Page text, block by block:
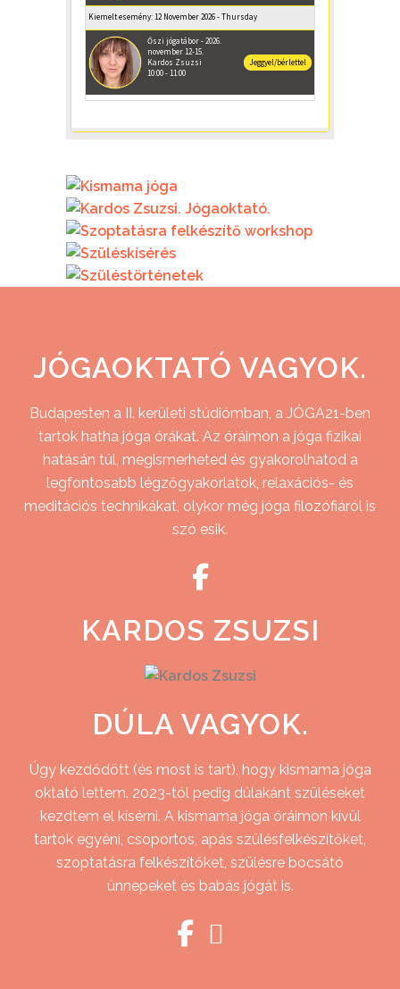
JÓGAOKTATÓ VAGYOK.
Budapesten a II. kerületi stúdiómban, a JÓGA21-ben
tartok hatha jóga órákat. Az óráimon a jóga fizikai
hatásán túl, megismerheted és gyakorolhatod a
legfontosabb légzőgyakorlatok, relaxációs- és
meditációs technikákat, olykor még jóga filozófiáról is
szó esik.
KARDOS ZSUZSI
DÚLA VAGYOK.
Úgy kezdődött (és most is tart), hogy kismama jóga
oktató lettem. 2023-tól pedig dúlakánt szüléseket
kezdtem el kísérni. A kismama jóga óráimon kívül
tartok egyéni, csoportos, apás szülésfelkészítőket,
szoptatásra felkészítőket, szülésre bocsátó
ünnepeket és babás jógát is.